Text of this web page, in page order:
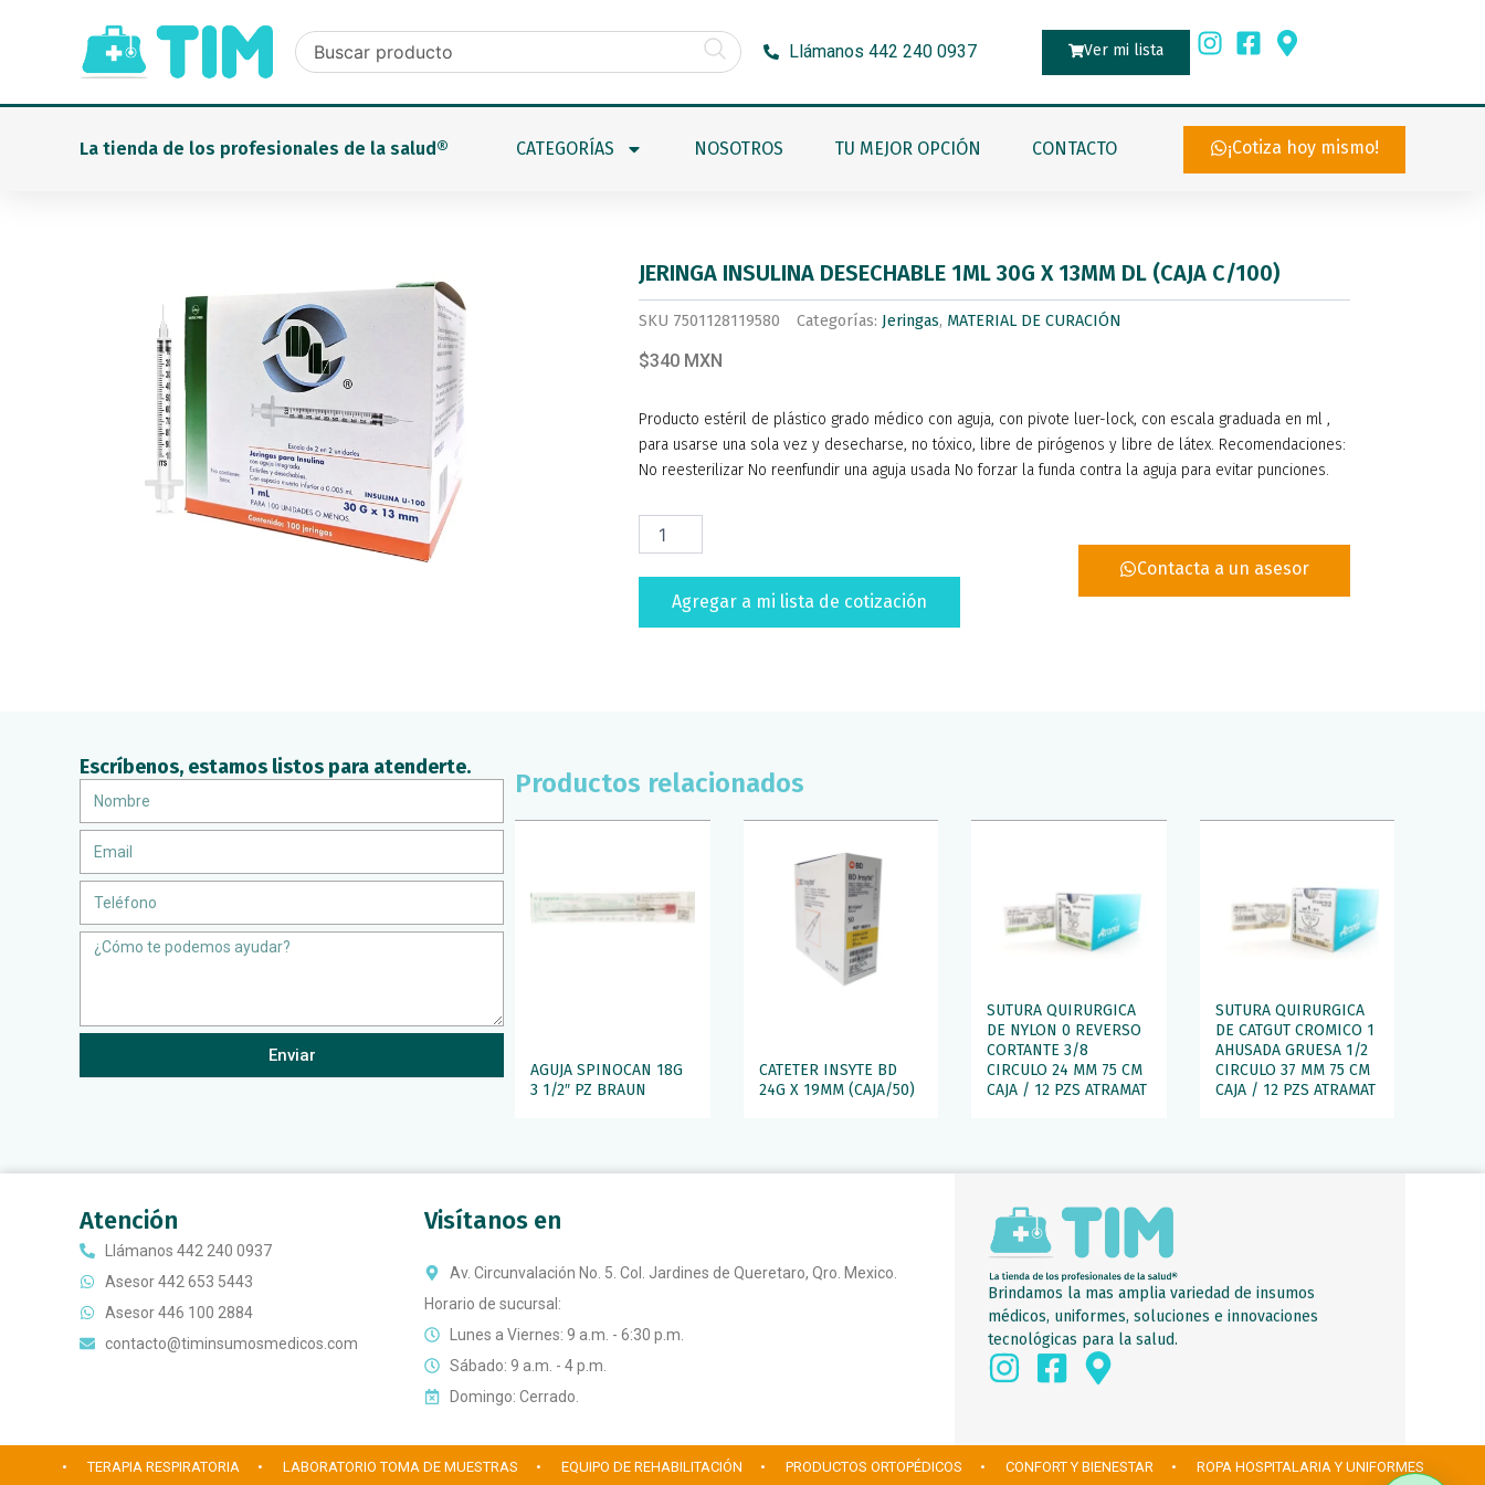
contenido
Llámanos 442 240 0937 Ver mi lista
La tienda de los profesionales de la salud® CATEGORÍAS NOSOTROS TU MEJOR OPCIÓN CONTACTO ¡Cotiza hoy mismo!
JERINGA INSULINA DESECHABLE 1ML 30G X 13MM DL (CAJA C/100)
SKU 7501128119580 Categorías: Jeringas, MATERIAL DE CURACIÓN
$340 MXN
Producto estéril de plástico grado médico con aguja, con pivote luer-lock, con escala graduada en ml ,
para usarse una sola vez y desecharse, no tóxico, libre de pirógenos y libre de látex. Recomendaciones:
No reesterilizar No reenfundir una aguja usada No forzar la funda contra la aguja para evitar punciones.
JERINGA
INSULINA
X
Agregar a mi lista de cotización
Contacta a un asesor
Escríbenos, estamos listos para atenderte.
Message
Enviar
Productos relacionados
AGUJA SPINOCAN 18G
3 1/2″ PZ BRAUN
CATETER INSYTE BD
24G X 19MM (CAJA/50)
SUTURA QUIRURGICA
DE NYLON 0 REVERSO
CORTANTE 3/8
CIRCULO 24 MM 75 CM
CAJA / 12 PZS ATRAMAT
SUTURA QUIRURGICA
DE CATGUT CROMICO 1
AHUSADA GRUESA 1/2
CIRCULO 37 MM 75 CM
CAJA / 12 PZS ATRAMAT
Atención
Llámanos 442 240 0937
Asesor 442 653 5443
Asesor 446 100 2884
contacto@timinsumosmedicos.com
Visítanos en
Av. Circunvalación No. 5. Col. Jardines de Queretaro, Qro. Mexico.
Horario de sucursal:
Lunes a Viernes: 9 a.m. - 6:30 p.m.
Sábado: 9 a.m. - 4 p.m.
Domingo: Cerrado.
Brindamos la mas amplia variedad de insumos
médicos, uniformes, soluciones e innovaciones
tecnológicas para la salud.
• TERAPIA RESPIRATORIA • LABORATORIO TOMA DE MUESTRAS • EQUIPO DE REHABILITACIÓN • PRODUCTOS ORTOPÉDICOS • CONFORT Y BIENESTAR • ROPA HOSPITALARIA Y UNIFORMES